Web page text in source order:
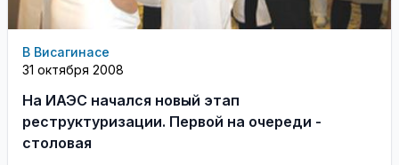
В Висагинасе
31 октября 2008
На ИАЭС начался новый этап
реструктуризации. Первой на очереди -
столовая